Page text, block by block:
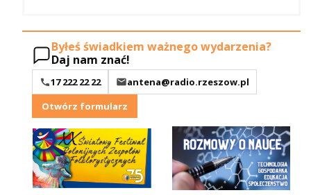
Byłeś świadkiem ważnego wydarzenia?
Daj nam znać!
17 222 22 22
antena@radio.rzeszow.pl
Otwórz formularz